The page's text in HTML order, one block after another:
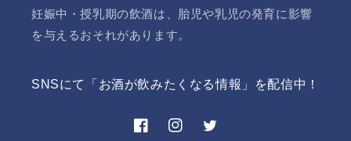
妊娠中・授乳期の飲酒は、胎児や乳児の発育に影響
を与えるおそれがあります。
SNSにて「お酒が飲みたくなる情報」を配信中！
FacebookInstagramTwitter